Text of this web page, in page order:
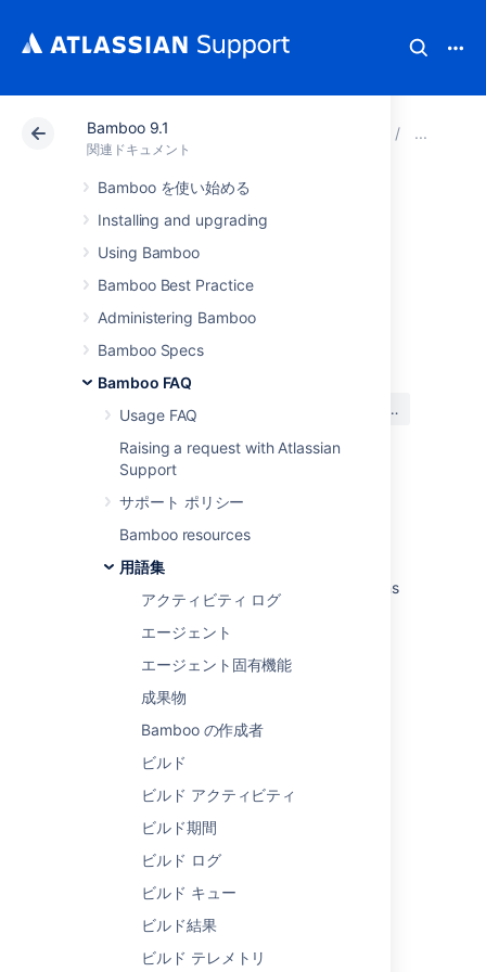
Bamboo 9.1
関連ドキュメント
Bamboo を使い始める
Installing and upgrading
Using Bamboo
Bamboo Best Practice
Administering Bamboo
Bamboo Specs
Bamboo FAQ
Usage FAQ
Raising a request with Atlassian
Support
サポート ポリシー
Bamboo resources
用語集
アクティビティ ログ
エージェント
エージェント固有機能
成果物
Bamboo の作成者
ビルド
ビルド アクティビティ
ビルド期間
ビルド ログ
ビルド キュー
ビルド結果
ビルド テレメトリ
アトラシアン サポート Bamboo
権限
plan permission
最終更新日 2007 年 6 月 29 日
いいえ
関連コンテンツ
Define company-managed space permissions
with schemes
Permission schemes
permissions in Crucible
Permissions overview
Permissions overview